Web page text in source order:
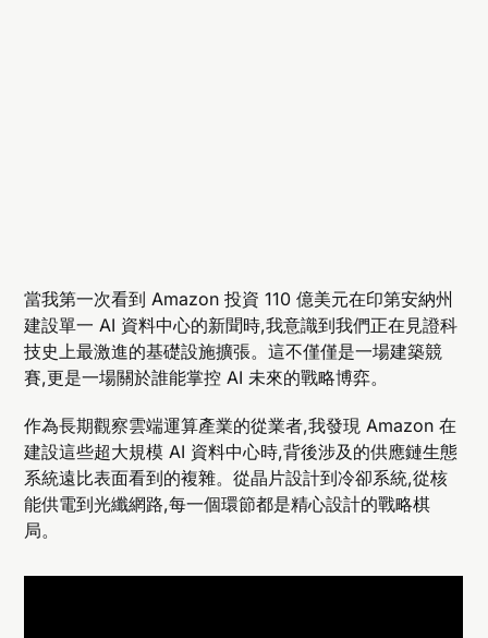
當我第一次看到 Amazon 投資 110 億美元在印第安納州
建設單一 AI 資料中心的新聞時,我意識到我們正在見證科
技史上最激進的基礎設施擴張。這不僅僅是一場建築競
賽,更是一場關於誰能掌控 AI 未來的戰略博弈。
作為長期觀察雲端運算產業的從業者,我發現 Amazon 在
建設這些超大規模 AI 資料中心時,背後涉及的供應鏈生態
系統遠比表面看到的複雜。從晶片設計到冷卻系統,從核
能供電到光纖網路,每一個環節都是精心設計的戰略棋
局。